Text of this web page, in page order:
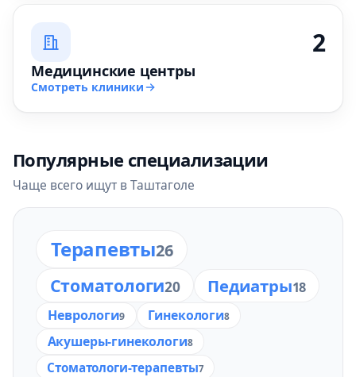
2
Медицинские центры
Смотреть клиники
Популярные специализации
Чаще всего ищут в Таштаголе
Терапевты26
Стоматологи20 Педиатры18
Неврологи9 Гинекологи8
Акушеры-гинекологи8
Стоматологи-терапевты7